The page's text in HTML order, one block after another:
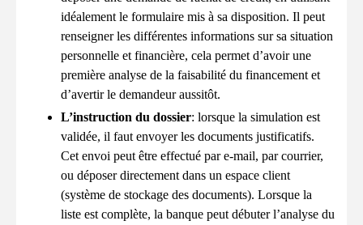
idéalement le formulaire mis à sa disposition. Il peut
renseigner les différentes informations sur sa situation
personnelle et financière, cela permet d’avoir une
première analyse de la faisabilité du financement et
d’avertir le demandeur aussitôt.
L’instruction du dossier: lorsque la simulation est
validée, il faut envoyer les documents justificatifs.
Cet envoi peut être effectué par e-mail, par courrier,
ou déposer directement dans un espace client
(système de stockage des documents). Lorsque la
liste est complète, la banque peut débuter l’analyse du